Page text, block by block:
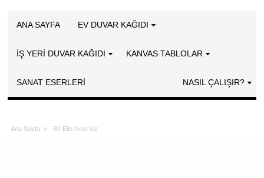
ANA SAYFA EV DUVAR KAĞIDI
İŞ YERİ DUVAR KAĞIDI KANVAS TABLOLAR
SANAT ESERLERI NASIL ÇALIŞIR?
Ana Sayfa » Bir Elin Nesi Var